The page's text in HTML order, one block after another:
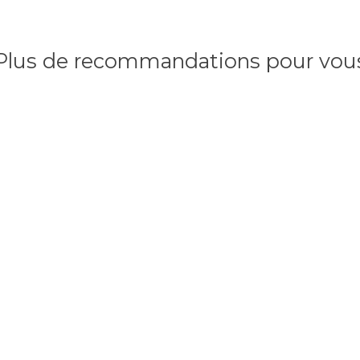
de recommandations pour